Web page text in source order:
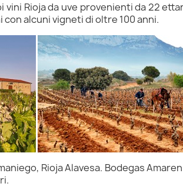
vini Rioja da uve provenienti da 22
alcuni vigneti di oltre 100 anni.
Rioja Alavesa. Bodegas